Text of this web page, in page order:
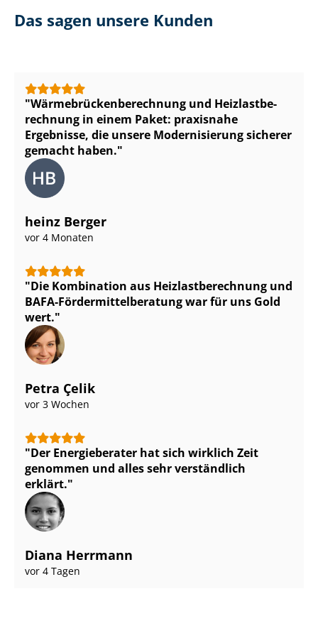
Das sagen unsere Kunden
Wär­me­brü­cken­be­rech­nung und Heiz­last­be­
rech­nung in einem Paket: praxisnahe
Ergebnisse, die unsere Modernisierung sicherer
gemacht haben.
heinz Berger
vor 4 Monaten
Die Kombination aus Heiz­last­be­rech­nung und
BAFA-För­der­mit­tel­be­ra­tung war für uns Gold
wert.
Petra Çelik
vor 3 Wochen
Der Energieberater hat sich wirklich Zeit
genommen und alles sehr verständlich
erklärt.
Diana Herrmann
vor 4 Tagen